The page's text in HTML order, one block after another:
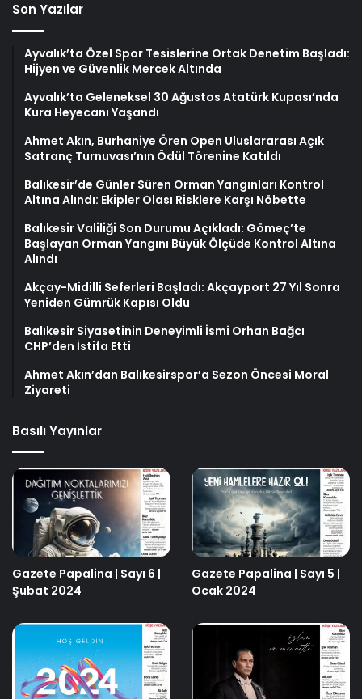
Son Yazılar
Ayvalık’ta Özel Spor Tesislerine Ortak Denetim Başladı:
Hijyen ve Güvenlik Mercek Altında
Ayvalık’ta Geleneksel 30 Ağustos Atatürk Kupası’nda
Kura Heyecanı Yaşandı
Ahmet Akın, Burhaniye Ören Open Uluslararası Açık
Satranç Turnuvası’nın Ödül Törenine Katıldı
Balıkesir’de Günler Süren Orman Yangınları Kontrol
Altına Alındı: Ekipler Olası Risklere Karşı Nöbette
Balıkesir Valiliği Son Durumu Açıkladı: Gömeç’te
Başlayan Orman Yangını Büyük Ölçüde Kontrol Altına
Alındı
Akçay-Midilli Seferleri Başladı: Akçayport 27 Yıl Sonra
Yeniden Gümrük Kapısı Oldu
Balıkesir Siyasetinin Deneyimli İsmi Orhan Bağcı
CHP’den İstifa Etti
Ahmet Akın’dan Balıkesirspor’a Sezon Öncesi Moral
Ziyareti
Basılı Yayınlar
Gazete Papalina | Sayı 6 |
Şubat 2024
Gazete Papalina | Sayı 5 |
Ocak 2024